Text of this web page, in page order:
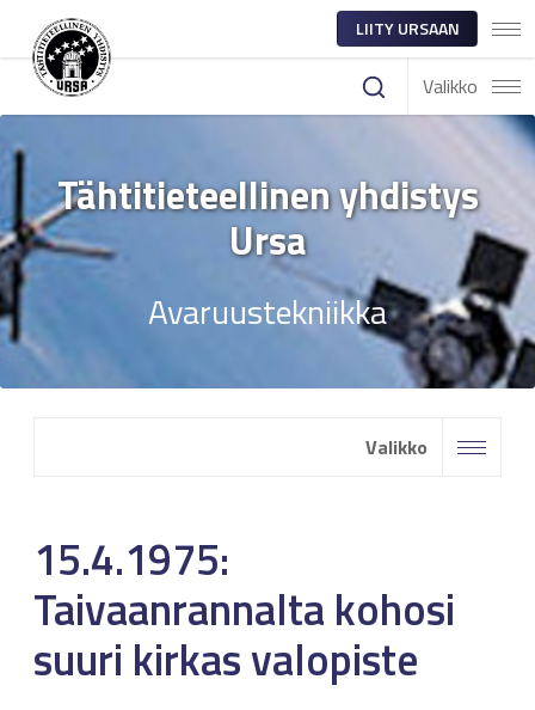
LIITY URSAAN
Valikko
Tähtitieteellinen yhdistys
Ursa
Avaruustekniikka
Valikko
15.4.1975:
Taivaanrannalta kohosi
suuri kirkas valopiste